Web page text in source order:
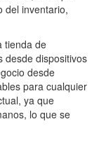
del inventario,
tienda de
desde dispositivos
desde
para cualquier
ya que
lo que se